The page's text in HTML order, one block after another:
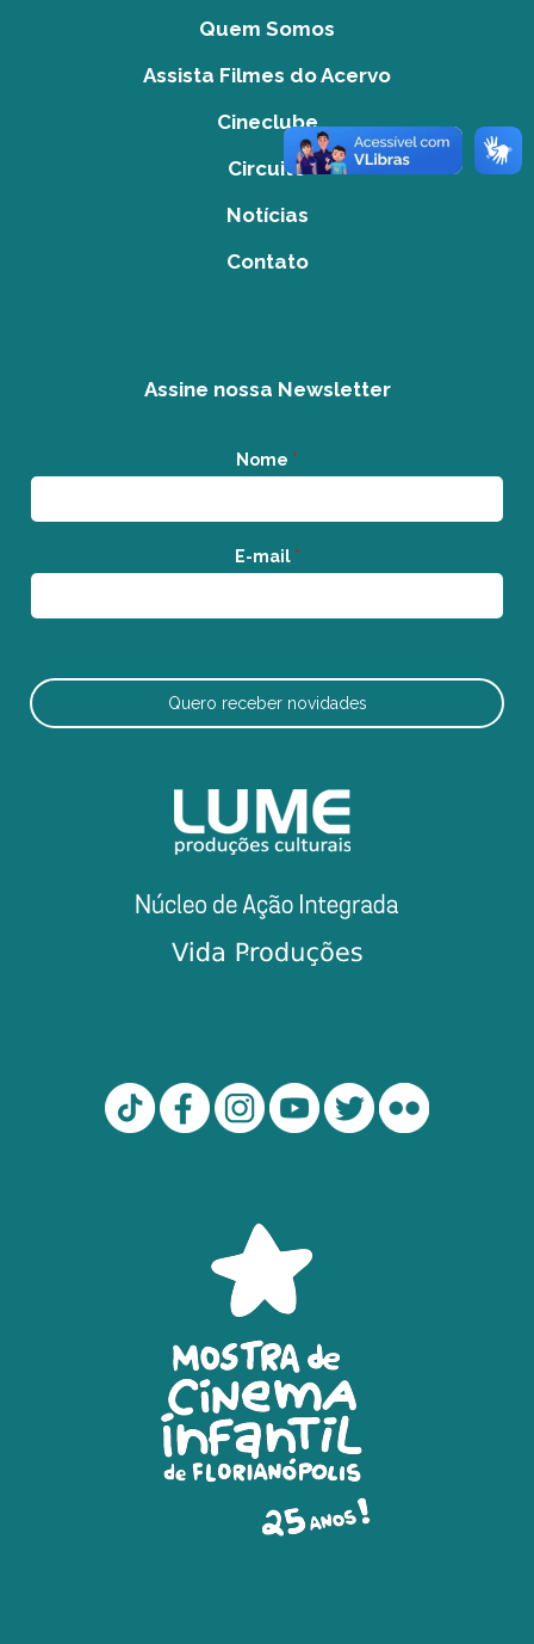
Quem Somos
Assista Filmes do Acervo
Cineclube
Circuito
Notícias
Contato
Assine nossa Newsletter
Nome *
E-mail *
Quero receber novidades